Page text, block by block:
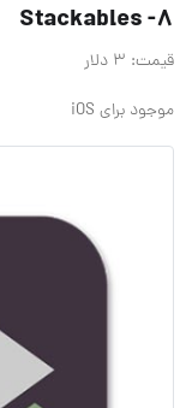
8- Stackables
قیمت: 3 دلار
موجود برای iOS